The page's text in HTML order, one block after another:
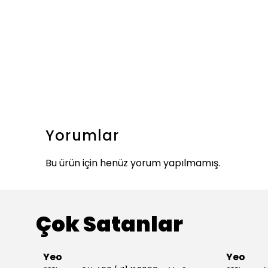
Yorumlar
Bu ürün için henüz yorum yapılmamış.
Çok Satanlar
Yeo Yeo